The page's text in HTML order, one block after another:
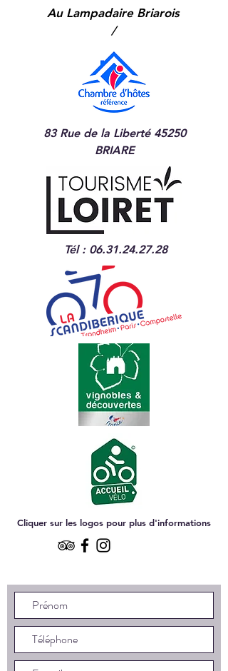
Au Lampadaire Briarois
/
83 Rue de la Liberté 45250
BRIARE
Tél : 06.31.24.27.28
Cliquer sur les logos pour plus d'informations